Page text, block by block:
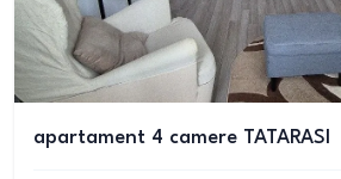
apartament 4 camere TATARASI